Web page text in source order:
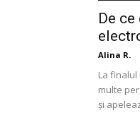
De
Alina R. -
La
multe
și